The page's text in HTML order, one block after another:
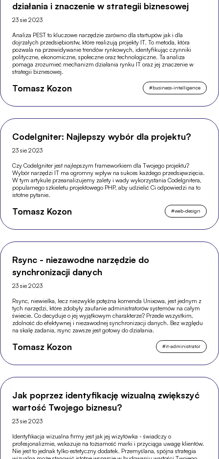
działania i znaczenie w strategii biznesowej
23 sie 2023
Analiza PEST to kluczowe narzędzie zarówno dla startupów jak i dla
dojrzałych przedsiębiorstw, które realizują projekty IT. To metoda, która
pozwala na przewidywanie trendów rynkowych, identyfikując czynniki
polityczne, ekonomiczne, społeczne oraz technologiczne. Ta analiza
pomaga zrozumieć mechanizm działania rynku IT oraz jej znaczenie w
strategii biznesowej.
Tomasz Kozon #business-intelligence
CodeIgniter: Najlepszy wybór dla projektu?
23 sie 2023
Czy CodeIgniter jest najlepszym frameworkiem dla Twojego projektu?
Wybór narzędzi IT ma ogromny wpływ na sukces każdego przedsięwzięcia.
W tym artykule przeanalizujemy zalety i wady wykorzystania CodeIgnitera,
popularnego szkieletu projektowego PHP, aby udzielić Ci odpowiedzi na to
istotne pytanie.
Tomasz Kozon #web-design
Rsync - niezawodne narzędzie do
synchronizacji danych
23 sie 2023
Rsync, niewielka, lecz niezwykle potężna komenda Unixowa, jest jednym z
tych narzędzi, które zdobyły zaufanie administratorów systemów na całym
świecie. Co decyduje o jej wyjątkowym charakterze? Przede wszystkim,
zdolność do efektywnej i niezawodnej synchronizacji danych. Bez względu
na skalę zadania, rsync zawsze jest gotowy do działania.
Tomasz Kozon #it-administrator
Jak poprzez identyfikację wizualną zwiększyć
wartość Twojego biznesu?
23 sie 2023
Identyfikacja wizualna firmy jest jak jej wizytówka - świadczy o
profesjonalizmie, wskazuje na tożsamość marki i przyciąga uwagę klientów.
Nie jest to jednak tylko estetyczny dodatek. Przemyślana, spójna strategia